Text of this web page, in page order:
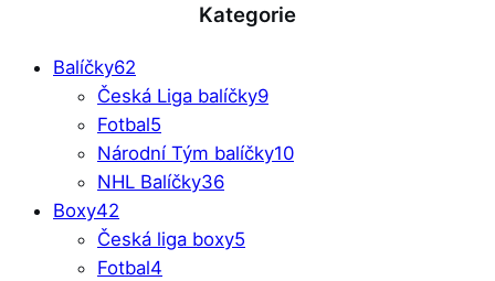
Kategorie
Balíčky62
Česká Liga balíčky9
Fotbal5
Národní Tým balíčky10
NHL Balíčky36
Boxy42
Česká liga boxy5
Fotbal4